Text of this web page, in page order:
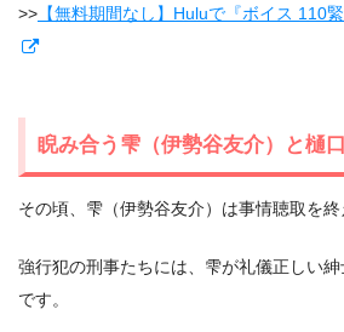
>> 【無料期間なし】Huluで『ボイス 110
睨み合う雫（伊勢谷友介）と樋
その頃、雫（伊勢谷友介）は事情聴取を終
強行犯の刑事たちには、雫が礼儀正しい
です。